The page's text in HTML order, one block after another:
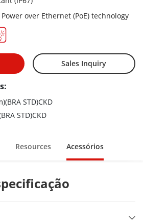
over Ethernet (PoE) technology
Sales Inquiry
STD)CKD
STD)CKD
Resources Acessórios